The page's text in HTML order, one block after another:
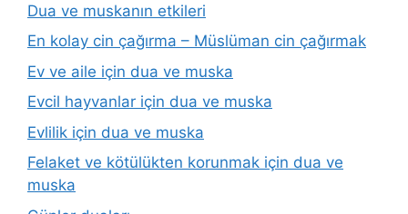
Dua ve muskanın etkileri
En kolay cin çağırma – Müslüman cin çağırmak
Ev ve aile için dua ve muska
Evcil hayvanlar için dua ve muska
Evlilik için dua ve muska
Felaket ve kötülükten korunmak için dua ve
muska